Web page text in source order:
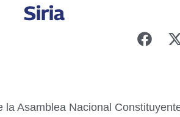
Siria
Asamblea Nacional